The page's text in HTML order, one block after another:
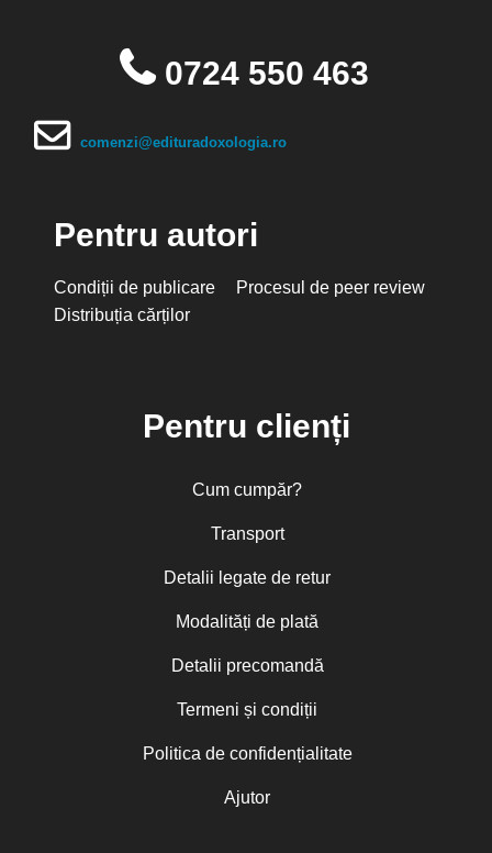
0724 550 463
comenzi@edituradoxologia.ro
Pentru autori
Condiții de publicare
Procesul de peer review
Distribuția cărților
Pentru clienți
Cum cumpăr?
Transport
Detalii legate de retur
Modalități de plată
Detalii precomandă
Termeni și condiții
Politica de confidențialitate
Ajutor